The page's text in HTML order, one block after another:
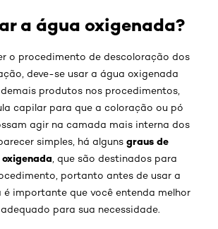
a água oxigenada?
o procedimento de descoloração dos
deve-se usar a água oxigenada
produtos nos procedimentos,
capilar para que a coloração ou pó
agir na camada mais interna dos
simples, há alguns graus de
, que são destinados para
portanto antes de usar a
é importante que você entenda melhor
para sua necessidade.